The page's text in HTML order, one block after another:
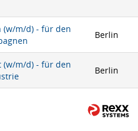
(w/m/d) - für den
Berlin
(w/m/d) - für den
Berlin